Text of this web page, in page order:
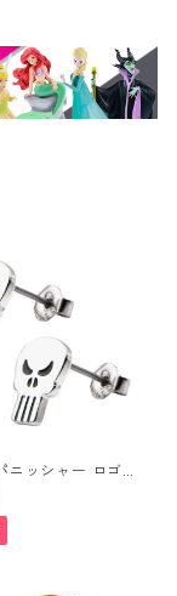
ニッシャー ロゴス
シルバー MARV